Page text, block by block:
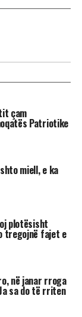
së re
është
Është
hyrja e
pasiv,